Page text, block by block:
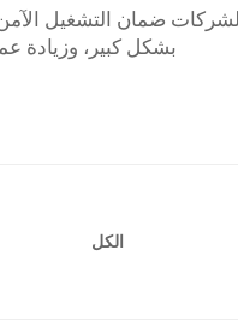
ضمان التشغيل
بشكل كبير، وزيادة
الكل